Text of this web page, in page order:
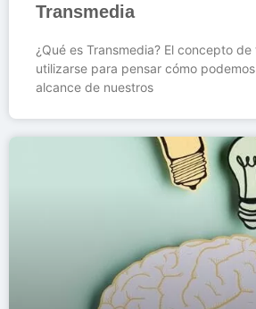
Transmedia
¿Qué es Transmedia? El concepto
utilizarse para pensar cómo
alcance de nuestros